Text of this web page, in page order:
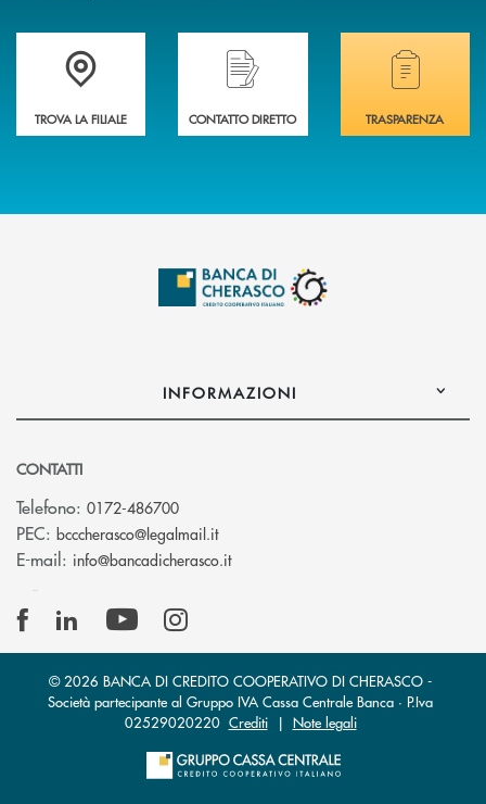
Accedi all' elenco completo delle filiali .
TROVA LA FILIALE
Hai bisogno di assistenza immediata?
CONTATTO DIRETTO
Hai bisogno di
TRASPARENZA
INFORMAZIONI
CONTATTI
Telefono: 0172-486700
PEC: bcccherasco@legalmail.it(si apre l’app di posta elettronica)
E-mail: info@bancadicherasco.it(si apre l’app di posta elettronica)
© 2026 BANCA DI CREDITO COOPERATIVO DI CHERASCO -
Società partecipante al Gruppo IVA Cassa Centrale Banca · P.Iva
02529020220 Crediti| Note legali